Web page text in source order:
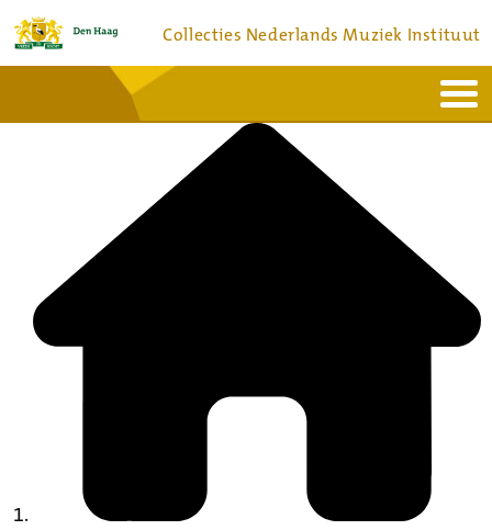
Collecties Nederlands Muziek Instituut
Bronnen en collecties